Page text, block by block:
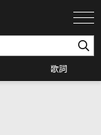
歌詞